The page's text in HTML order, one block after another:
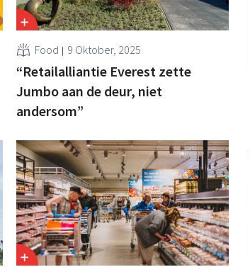
Food 9 Oktober, 2025
“Retailalliantie Everest zette
Jumbo aan de deur, niet
andersom”